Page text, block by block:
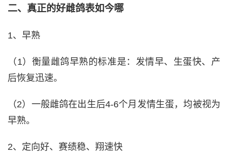
二、真正的好雌鸽表如今哪
1、早熟
（1）衡量雌鸽早熟的标准是：发情早、生蛋快、产
后恢复迅速。
（2）一般雌鸽在出生后4-6个月发情生蛋，均被视为
早熟。
2、定向好、赛绩稳、翔速快